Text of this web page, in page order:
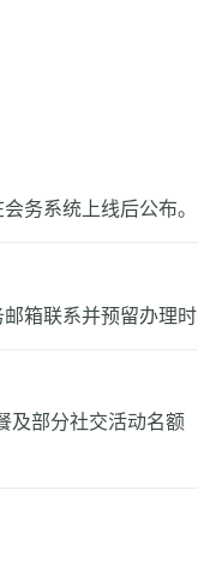
务系统上线后公布。
箱联系并预留办理
及部分社交活动名额